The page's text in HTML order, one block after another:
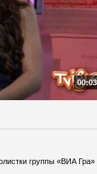
группы «ВИА